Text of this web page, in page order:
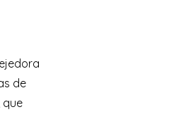
de
que